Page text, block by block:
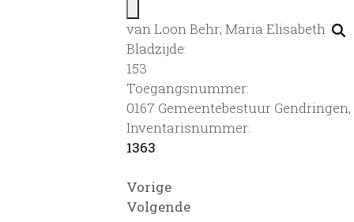
van Loon Behr; Maria Elisabeth
Bladzijde:
153
Toegangsnummer:
0167 Gemeentebestuur Gendringen,
Inventarisnummer:
1363
Vorige
Volgende